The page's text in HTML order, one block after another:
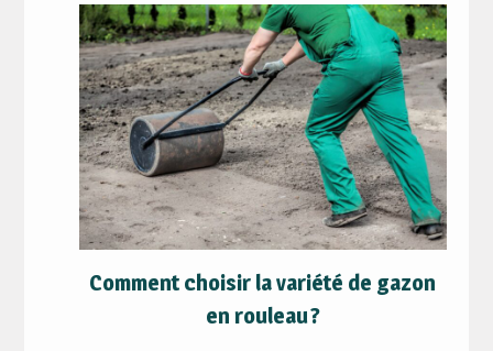
Comment choisir la variété de gazon
en rouleau ?